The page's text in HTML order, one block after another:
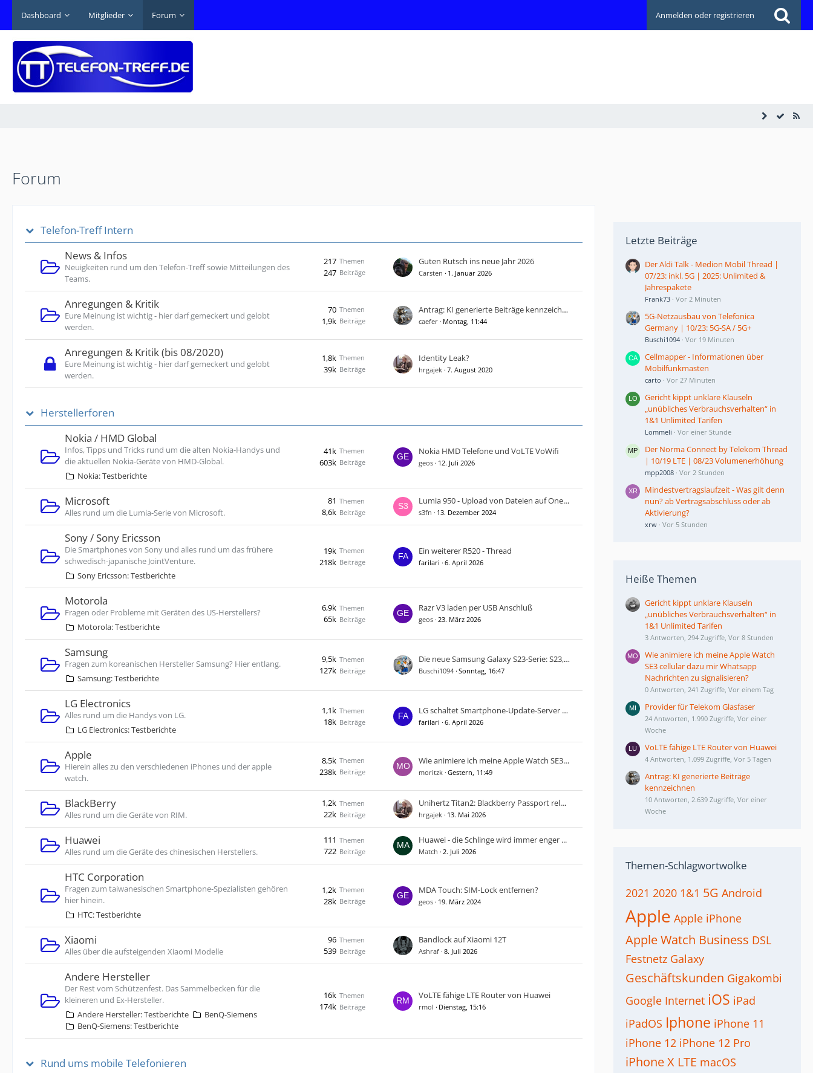
Dashboard Mitglieder Forum Anmelden oder registrieren
Forum
Telefon-Treff Intern
News & Infos
Neuigkeiten rund um den Telefon-Treff sowie Mitteilungen des
Teams.
Themen
217
Beiträge
247
Guten Rutsch ins neue Jahr 2026
Carsten 1. Januar 2026
Anregungen & Kritik
Eure Meinung ist wichtig - hier darf gemeckert und gelobt
werden.
Themen
70
Beiträge
1,9k
Antrag: KI generierte Beiträge kennzeichnen
caefer Montag, 11:44
Anregungen & Kritik (bis 08/2020)
Eure Meinung ist wichtig - hier darf gemeckert und gelobt
werden.
Themen
1,8k
Beiträge
39k
Identity Leak?
hrgajek 7. August 2020
Herstellerforen
Nokia / HMD Global
Infos, Tipps und Tricks rund um die alten Nokia-Handys und
die aktuellen Nokia-Geräte von HMD-Global.
Nokia: Testberichte
Themen
41k
Beiträge
603k
Nokia HMD Telefone und VoLTE VoWifi
geos 12. Juli 2026
Microsoft
Alles rund um die Lumia-Serie von Microsoft.
Themen
81
Beiträge
8,6k
Lumia 950 - Upload von Dateien auf OneDrive funktioniert nicht mehr
s3fn 13. Dezember 2024
Sony / Sony Ericsson
Die Smartphones von Sony und alles rund um das frühere
schwedisch-japanische JointVenture.
Sony Ericsson: Testberichte
Themen
19k
Beiträge
218k
Ein weiterer R520 - Thread
farilari 6. April 2026
Motorola
Fragen oder Probleme mit Geräten des US-Herstellers?
Motorola: Testberichte
Themen
6,9k
Beiträge
65k
Razr V3 laden per USB Anschluß
geos 23. März 2026
Samsung
Fragen zum koreanischen Hersteller Samsung? Hier entlang.
Samsung: Testberichte
Themen
9,5k
Beiträge
127k
Die neue Samsung Galaxy S23-Serie: S23, S23+ und S23 Ultra
Buschi1094 Sonntag, 16:47
LG Electronics
Alles rund um die Handys von LG.
LG Electronics: Testberichte
Themen
1,1k
Beiträge
18k
LG schaltet Smart­phone-Update-Server am 30. Juni 2025 ab
farilari 6. April 2026
Apple
Hierein alles zu den verschiedenen iPhones und der apple
watch.
Themen
8,5k
Beiträge
238k
Wie animiere ich meine Apple Watch SE3 cellular dazu mir Whatsapp Nachrichten zu signalisieren?
moritzk Gestern, 11:49
BlackBerry
Alles rund um die Geräte von RIM.
Themen
1,2k
Beiträge
22k
Unihertz Titan2: Blackberry Passport reloaded?
hrgajek 13. Mai 2026
Huawei
Alles rund um die Geräte des chinesischen Herstellers.
Themen
111
Beiträge
722
Huawei - die Schlinge wird immer enger ...
Match 2. Juli 2026
HTC Corporation
Fragen zum taiwanesischen Smartphone-Spezialisten gehören
hier hinein.
HTC: Testberichte
Themen
1,2k
Beiträge
28k
MDA Touch: SIM-Lock entfernen?
geos 19. März 2024
Xiaomi
Alles über die aufsteigenden Xiaomi Modelle
Themen
96
Beiträge
539
Bandlock auf Xiaomi 12T
Ashraf 8. Juli 2026
Andere Hersteller
Der Rest vom Schützenfest. Das Sammelbecken für die
kleineren und Ex-Hersteller.
Andere Hersteller: Testberichte
BenQ-Siemens
BenQ-Siemens: Testberichte
Themen
16k
Beiträge
174k
VoLTE fähige LTE Router von Huawei
rmol Dienstag, 15:16
Rund ums mobile Telefonieren
Letzte Beiträge
Der Aldi Talk - Medion Mobil Thread |
07/23: inkl. 5G | 2025: Unlimited &
Jahrespakete
Frank73 Vor 2 Minuten
5G-Netzausbau von Telefonica
Germany | 10/23: 5G-SA / 5G+
Buschi1094 Vor 19 Minuten
Cellmapper - Informationen über
Mobilfunkmasten
carto Vor 27 Minuten
Gericht kippt unklare Klauseln
„unübliches Verbrauchsverhalten“ in
1&1 Unlimited Tarifen
Lommeli Vor einer Stunde
Der Norma Connect by Telekom Thread
| 10/19 LTE | 08/23 Volumenerhöhung
mpp2008 Vor 2 Stunden
Mindestvertragslaufzeit - Was gilt denn
nun? ab Vertragsabschluss oder ab
Aktivierung?
xrw Vor 5 Stunden
Heiße Themen
Gericht kippt unklare Klauseln
„unübliches Verbrauchsverhalten“ in
1&1 Unlimited Tarifen
3 Antworten, 294 Zugriffe, Vor 8 Stunden
Wie animiere ich meine Apple Watch
SE3 cellular dazu mir Whatsapp
Nachrichten zu signalisieren?
0 Antworten, 241 Zugriffe, Vor einem Tag
Provider für Telekom Glasfaser
24 Antworten, 1.990 Zugriffe, Vor einer
Woche
VoLTE fähige LTE Router von Huawei
4 Antworten, 1.099 Zugriffe, Vor 5 Tagen
Antrag: KI generierte Beiträge
kennzeichnen
10 Antworten, 2.639 Zugriffe, Vor einer
Woche
Themen-Schlagwortwolke
2021 2020 1&1 5G Android
Apple Apple iPhone
Apple Watch Business DSL
Festnetz Galaxy
Geschäftskunden Gigakombi
Google Internet iOS iPad
iPadOS Iphone iPhone 11
iPhone 12 iPhone 12 Pro
iPhone X LTE macOS